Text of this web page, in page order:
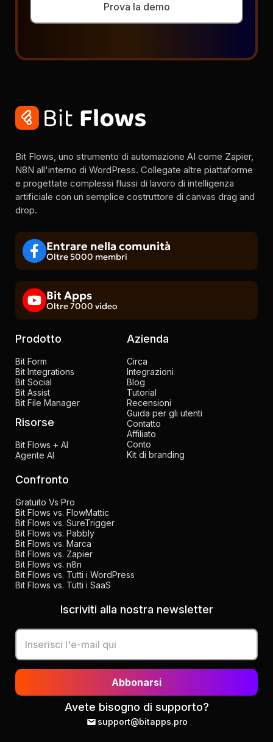
Prova la demo
Bit Flows, uno strumento di automazione AI come Zapier,
N8N all'interno di WordPress. Collegate altre piattaforme
e progettate complessi flussi di lavoro di intelligenza
artificiale con un semplice costruttore di canvas drag and
drop.
Entrare nella comunità
Oltre 5000 membri
Bit Apps
Oltre 7000 video
Prodotto
Bit Form
Bit Integrations
Bit Social
Bit Assist
Bit File Manager
Risorse
Bit Flows + AI
Agente AI
Azienda
Circa
Integrazioni
Blog
Tutorial
Recensioni
Guida per gli utenti
Contatto
Affiliato
Conto
Kit di branding
Confronto
Gratuito Vs Pro
Bit Flows vs. FlowMattic
Bit Flows vs. SureTrigger
Bit Flows vs. Pabbly
Bit Flows vs. Marca
Bit Flows vs. Zapier
Bit Flows vs. n8n
Bit Flows vs. Tutti i WordPress
Bit Flows vs. Tutti i SaaS
Iscriviti alla nostra newsletter
Abbonarsi
Avete bisogno di supporto?
support@bitapps.pro